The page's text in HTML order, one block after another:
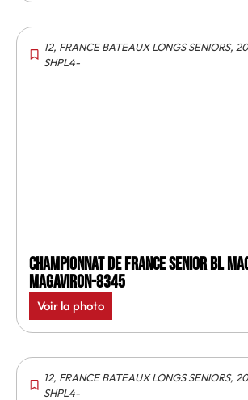
12, FRANCE BATEAUX LONGS SENIORS,
SHPL4-
Championnat de France senior BL
MagAviron-8345
Voir la photo
12, FRANCE BATEAUX LONGS SENIORS,
SHPL4-